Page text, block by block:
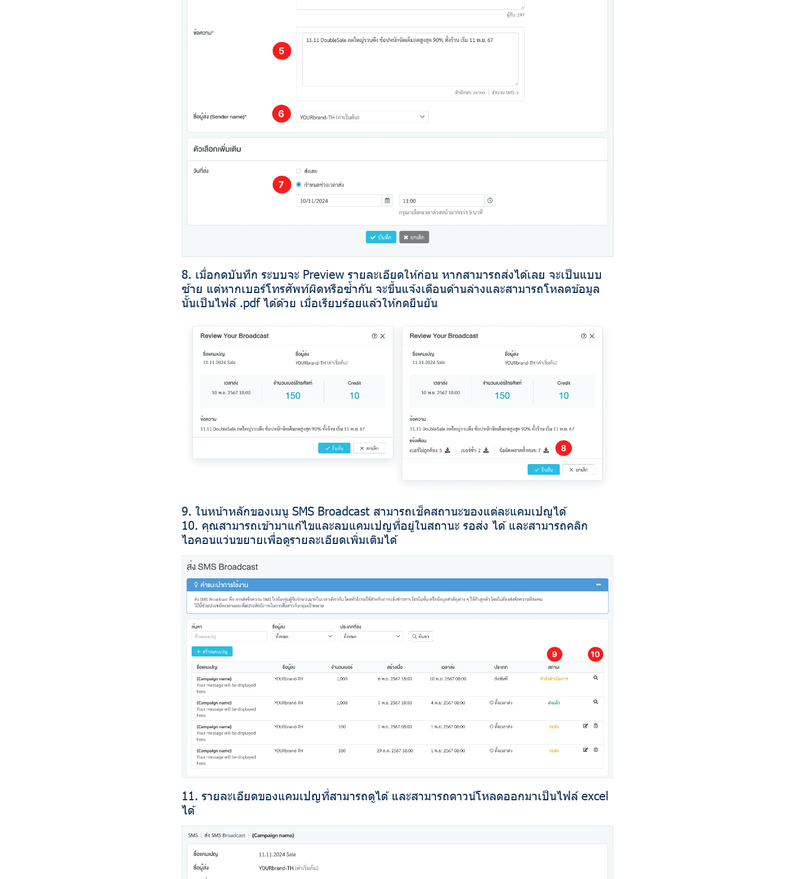
8. เมื่อกดบันทึก ระบบจะ Preview รายละเอียดให้ก่อน หากสามารถส่งได้เลย จะเป็นแบบ
ซ้าย แต่หากเบอร์โทรศัพท์ผิดหรือซ้ำกัน จะขึ้นแจ้งเตือนด้านล่างและสามารถโหลดข้อมูล
นั้นเป็นไฟล์ .pdf ได้ด้วย เมื่อเรียบร้อยแล้วให้กดยืนยัน
9. ในหน้าหลักของเมนู SMS Broadcast สามารถเช็คสถานะของแต่ละแคมเปญได้
10. คุณสามารถเข้ามาแก้ไขและลบแคมเปญที่อยู่ในสถานะ รอส่ง ได้ และสามารถคลิก
ไอคอนแว่นขยายเพื่อดูรายละเอียดเพิ่มเติมได้
11. รายละเอียดของแคมเปญที่สามารถดูได้ และสามารถดาวน์โหลดออกมาเป็นไฟล์ excel
ได้